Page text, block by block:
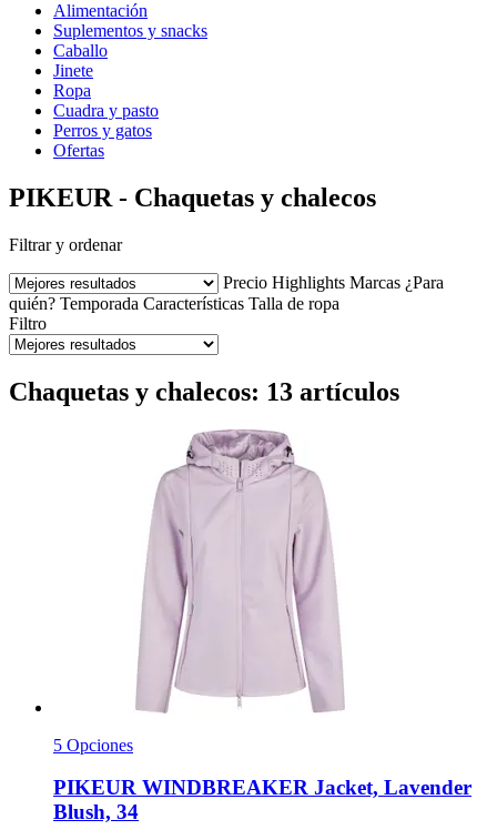
Alimentación
Suplementos y snacks
Caballo
Jinete
Ropa
Cuadra y pasto
Perros y gatos
Ofertas
PIKEUR - Chaquetas y chalecos
Filtrar y ordenar
Precio Highlights Marcas ¿Para
quién? Temporada Características Talla de ropa
Filtro
Chaquetas y chalecos: 13 artículos
5 Opciones
PIKEUR WINDBREAKER Jacket, Lavender
Blush, 34